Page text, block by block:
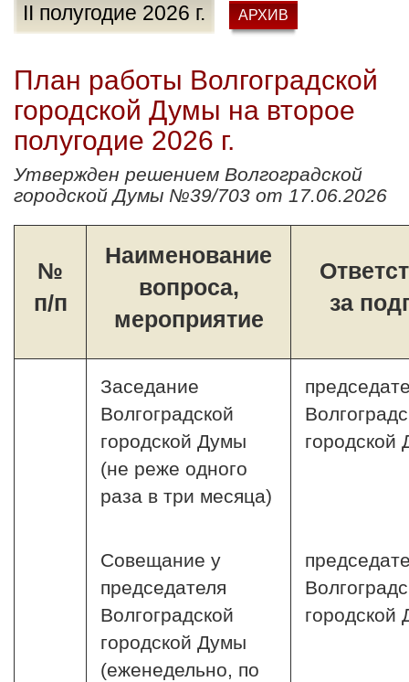
II полугодие 2026 г. АРХИВ
План работы Волгоградской
городской Думы на второе
полугодие 2026 г.
Утвержден решением Волгоградской
городской Думы №39/703 от 17.06.2026
№
п/п
Наименование
вопроса,
мероприятие
за
Заседание
Волгоградской
городской Думы
(не реже одного
раза в три месяца)
городской
Совещание у
председателя
Волгоградской
городской Думы
(еженедельно, по
городской